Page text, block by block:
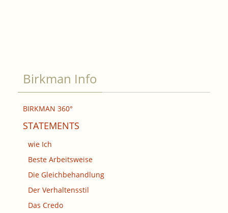
Birkman Info
BIRKMAN 360°
STATEMENTS
wie Ich
Beste Arbeitsweise
Die Gleichbehandlung
Der Verhaltensstil
Das Credo